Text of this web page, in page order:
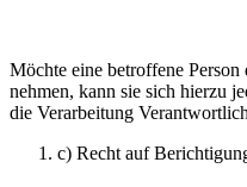
Möchte eine betroffene
nehmen, kann sie sich hierzu
die Verarbeitung
c) Recht auf